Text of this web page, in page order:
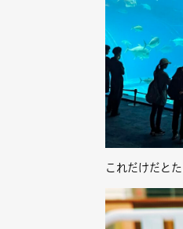
これだけだと